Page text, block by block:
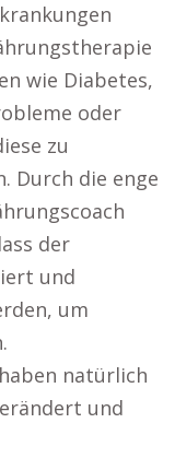
wie Diabetes,
oder
zu
Durch die enge
der
und
um
natürlich
und